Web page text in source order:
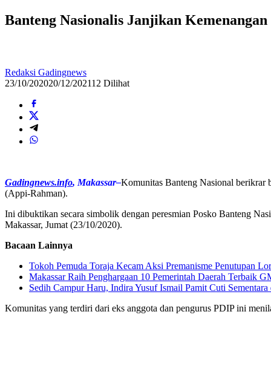
Banteng Nasionalis Janjikan
Redaksi Gadingnews
23/10/202020/12/202112 Dilihat
Gadingnews.info, Makassar–Komunitas Banteng Nasional berikrar
(Appi-Rahman).
Ini dibuktikan secara simbolik dengan peresmian Posko Banteng
Makassar, Jumat (23/10/2020).
Bacaan Lainnya
Tokoh Pemuda Toraja Kecam Aksi Premanisme Penutupan
Makassar Raih Penghargaan 10 Pemerintah Daerah Terbaik
Sedih Campur Haru, Indira Yusuf Ismail Pamit Cuti
Komunitas yang terdiri dari eks anggota dan pengurus PDIP ini